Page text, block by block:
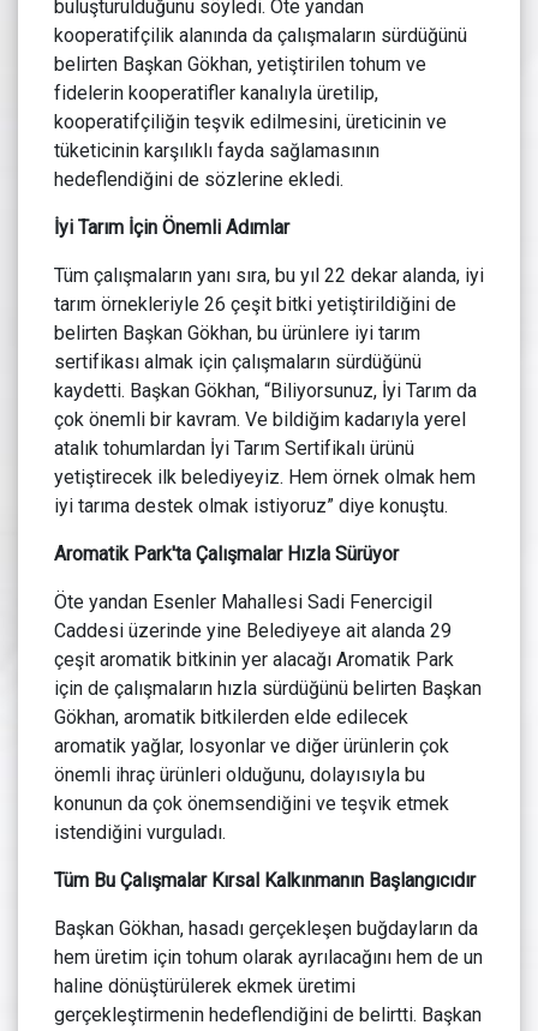
buluşturulduğunu söyledi. Öte yandan
kooperatifçilik alanında da çalışmaların sürdüğünü
belirten Başkan Gökhan, yetiştirilen tohum ve
fidelerin kooperatifler kanalıyla üretilip,
kooperatifçiliğin teşvik edilmesini, üreticinin ve
tüketicinin karşılıklı fayda sağlamasının
hedeflendiğini de sözlerine ekledi.
İyi Tarım İçin Önemli Adımlar
Tüm çalışmaların yanı sıra, bu yıl 22 dekar alanda, iyi
tarım örnekleriyle 26 çeşit bitki yetiştirildiğini de
belirten Başkan Gökhan, bu ürünlere iyi tarım
sertifikası almak için çalışmaların sürdüğünü
kaydetti. Başkan Gökhan, “Biliyorsunuz, İyi Tarım da
çok önemli bir kavram. Ve bildiğim kadarıyla yerel
atalık tohumlardan İyi Tarım Sertifikalı ürünü
yetiştirecek ilk belediyeyiz. Hem örnek olmak hem
iyi tarıma destek olmak istiyoruz” diye konuştu.
Aromatik Park'ta Çalışmalar Hızla Sürüyor
Öte yandan Esenler Mahallesi Sadi Fenercigil
Caddesi üzerinde yine Belediyeye ait alanda 29
çeşit aromatik bitkinin yer alacağı Aromatik Park
için de çalışmaların hızla sürdüğünü belirten Başkan
Gökhan, aromatik bitkilerden elde edilecek
aromatik yağlar, losyonlar ve diğer ürünlerin çok
önemli ihraç ürünleri olduğunu, dolayısıyla bu
konunun da çok önemsendiğini ve teşvik etmek
istendiğini vurguladı.
Tüm Bu Çalışmalar Kırsal Kalkınmanın Başlangıcıdır
Başkan Gökhan, hasadı gerçekleşen buğdayların da
hem üretim için tohum olarak ayrılacağını hem de un
haline dönüştürülerek ekmek üretimi
gerçekleştirmenin hedeflendiğini de belirtti. Başkan